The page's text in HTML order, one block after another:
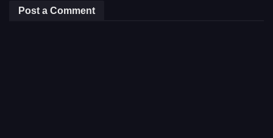
Post a Comment